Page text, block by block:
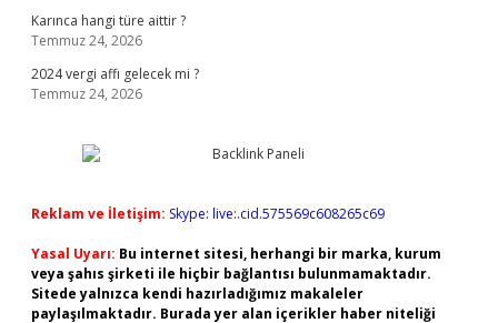
Karınca hangi türe aittir ?
Temmuz 24, 2026
2024 vergi affı gelecek mi ?
Temmuz 24, 2026
Reklam ve İletişim: Skype: live:.cid.575569c608265c69
Yasal Uyarı: Bu internet sitesi, herhangi bir marka, kurum
veya şahıs şirketi ile hiçbir bağlantısı bulunmamaktadır.
Sitede yalnızca kendi hazırladığımız makaleler
paylaşılmaktadır. Burada yer alan içerikler haber niteliği